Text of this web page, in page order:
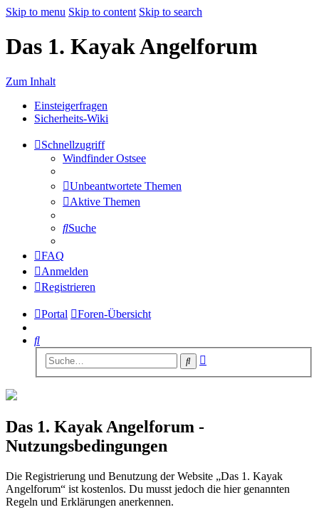
Skip to menu Skip to content Skip to search
Das 1. Kayak Angelforum
Zum Inhalt
Einsteigerfragen
Sicherheits-Wiki
Schnellzugriff
Windfinder Ostsee
Unbeantwortete Themen
Aktive Themen
Suche
FAQ
Anmelden
Registrieren
Portal Foren-Übersicht
Suche
Suche
Das 1. Kayak Angelforum -
Nutzungsbedingungen
Die Registrierung und Benutzung der Website „Das 1. Kayak
Angelforum“ ist kostenlos. Du musst jedoch die hier genannten
Regeln und Erklärungen anerkennen.